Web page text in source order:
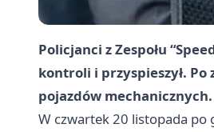
Policjanci z Zespołu
kontroli i przyspieszył. Po
pojazdów mechanicznych.
W czwartek 20 listopada po